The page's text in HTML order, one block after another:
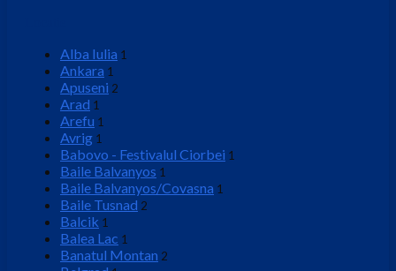
Alba Iulia 1
Ankara 1
Apuseni 2
Arad 1
Arefu 1
Avrig 1
Babovo - Festivalul Ciorbei 1
Baile Balvanyos 1
Baile Balvanyos/Covasna 1
Baile Tusnad 2
Balcik 1
Balea Lac 1
Banatul Montan 2